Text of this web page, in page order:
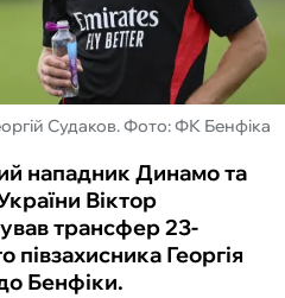
Судаков. Фото: ФК Бенфіка
нападник Динамо та
Віктор
трансфер 23-
півзахисника Георгія
Бенфіки.